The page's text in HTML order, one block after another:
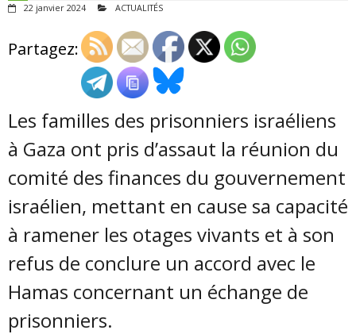
VIDÉOS
QUI SOMMES-NOUS ?
ADHÉSIONS, DONS, CONTACT
22 janvier 2024 ACTUALITÉS
Partagez:
Les familles des prisonniers israéliens
à Gaza ont pris d’assaut la réunion du
comité des finances du gouvernement
israélien, mettant en cause sa capacité
à ramener les otages vivants et à son
refus de conclure un accord avec le
Hamas concernant un échange de
prisonniers.